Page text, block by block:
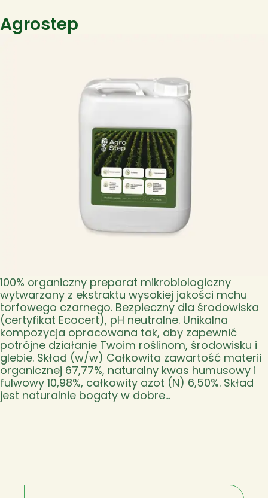
Agrostep
100% organiczny preparat mikrobiologiczny
wytwarzany z ekstraktu wysokiej jakości mchu
torfowego czarnego. Bezpieczny dla środowiska
(certyfikat Ecocert), pH neutralne. Unikalna
kompozycja opracowana tak, aby zapewnić
potrójne działanie Twoim roślinom, środowisku i
glebie. Skład (w/w) Całkowita zawartość materii
organicznej 67,77%, naturalny kwas humusowy i
fulwowy 10,98%, całkowity azot (N) 6,50%. Skład
jest naturalnie bogaty w dobre…